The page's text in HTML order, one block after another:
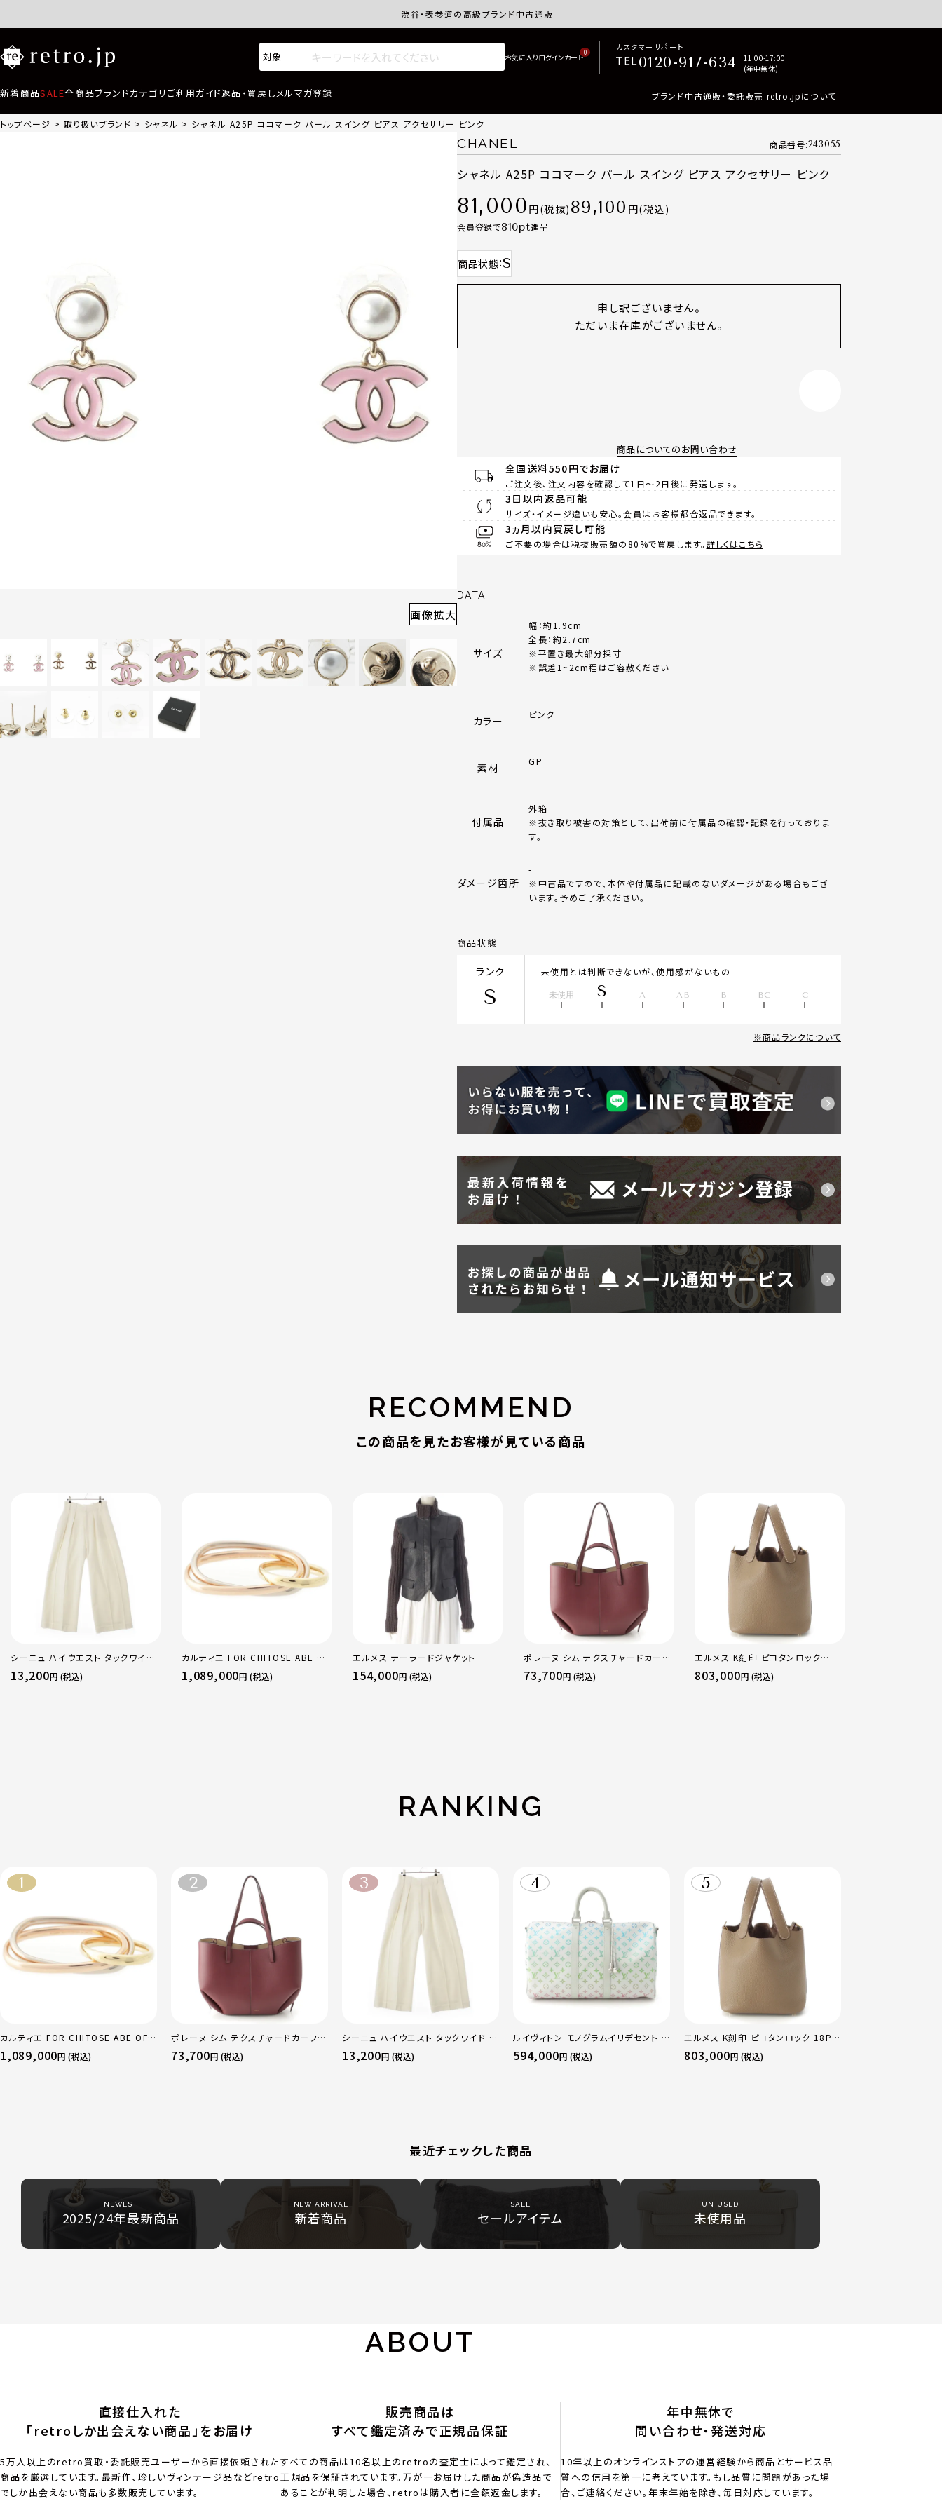
渋谷・表参道の高級ブランド中古通販サイトretro.jp商品はすべて正規品保証・返品可能（返品NG記載品を除く）
0
カスタマーサポート
TEL0120-917-634
11:00-17:00
(年中無休)
新着商品SALE全商品ブランドカテゴリ ご利用ガイド返品・買戻しメルマガ登録 ブランド中古通販・委託販売 retro.jpについて
トップページ 取り扱いブランド シャネル シャネル A25P ココマーク パール スイング ピアス アクセサリー ピンク
画像拡大
CHANEL 商品番号 243055
シャネル A25P ココマーク パール スイング ピアス アクセサリー ピンク
81,000 税抜 89,100 税込
会員登録で810 進呈
商品状態 S
申し訳ございません。
ただいま在庫がございません。
商品についてのお問い合わせ
全国送料550円でお届け
ご注文後、注文内容を確認して1日～2日後に発送します。
3日以内返品可能
サイズ・イメージ違いも安心。会員はお客様都合返品できます。
3ヵ月以内買戻し可能
ご不要の場合は税抜販売額の80%で買戻します。 詳しくはこちら
DATA
サイズ
幅：約1.9cm
全長：約2.7cm
※平置き最大部分採寸
※誤差1~2cm程はご容赦ください
カラー ピンク
素材 GP
付属品
外箱
※抜き取り被害の対策として、出荷前に付属品の確認・記録を行っておりま
す。
ダメージ箇所
-
※中古品ですので、本体や付属品に記載のないダメージがある場合もござ
います。予めご了承ください。
商品状態
ランク
S
未使用とは判断できないが、使用感がないもの
未使用 S A AB B BC C
商品ランクについて
RECOMMEND
この商品を見たお客様が見ている商品
シーニュ ハイウエスト タックワイド
パンツ ボトムス オフホワイト 0
13,200円 (税込)
カルティエ FOR CHITOSE ABE OF
sacai サカイ 750 YG×PG×WG
トリニティ リング 指輪 マルチカラー
1,089,000円 (税込)
エルメス テーラードジャケット
154,000円 (税込)
ポレーヌ シム テクスチャードカーフ
レザー トートバッグ ダークチェリー
レギュラー
73,700円 (税込)
エルメス K刻印 ピコタンロック
18PM トリヨン ハンドバッグ ゴール
ド金具 エトゥープ
803,000円 (税込)
RANKING
カルティエ FOR CHITOSE ABE OF
sacai サカイ 750 YG×PG×WG ト
リニティ リング 指輪 マルチカラー 50
1,089,000円 (税込)
ポレーヌ シム テクスチャードカーフレ
ザー トートバッグ ダークチェリー レギ
ュラー
73,700円 (税込)
シーニュ ハイウエスト タックワイド パ
ンツ ボトムス オフホワイト 0
13,200円 (税込)
ルイヴィトン モノグラムイリデセント キ
ーポルバンドリエール45 ボストンバッ
グ M13915 マルチカラー
594,000円 (税込)
エルメス K刻印 ピコタンロック 18PM
トリヨン ハンドバッグ ゴールド金具 エ
トゥープ
803,000円 (税込)
最近チェックした商品
NEWEST
2025/24年最新商品
NEW ARRIVAL
新着商品
SALE
セールアイテム
UN USED
未使用品
ABOUT
直接仕入れた
「retroしか出会えない商品」をお届け
5万人以上のretro買取・委託販売ユーザーから直接依頼された
商品を厳選しています。最新作、珍しいヴィンテージ品などretro
でしか出会えない商品も多数販売しています。
販売商品は
すべて鑑定済みで正規品保証
すべての商品は10名以上のretroの査定士によって鑑定され、
正規品を保証されています。万が一お届けした商品が偽造品で
あることが判明した場合、retroは購入者に全額返金します。
年中無休で
問い合わせ・発送対応
10年以上のオンラインストアの運営経験から商品とサービス品
質への信用を第一に考えています。もし品質に問題があった場
合、ご連絡ください。年末年始を除き、毎日対応しています。